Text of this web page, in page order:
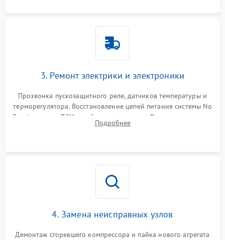
3. Ремонт электрики и электроники
Прозвонка пускозащитного реле, датчиков температуры и
терморегулятора. Восстановление цепей питания системы No
Frost, включая ТЭН оттайки и вентилятор. Ремонт или замена
платы управления при сбоях алгоритмов.
Подробнее
4. Замена неисправных узлов
Демонтаж сгоревшего компрессора и пайка нового агрегата